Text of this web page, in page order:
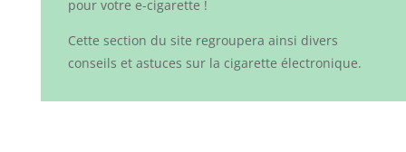
pour votre e-cigarette !
Cette section du site regroupera ainsi divers
conseils et astuces sur la cigarette électronique.